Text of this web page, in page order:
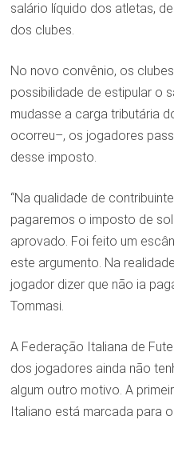
salário líquido dos atletas,
dos clubes.
No novo convênio, os
possibilidade de estipular o
mudasse a carga tributária
ocorreu–, os jogadores
desse imposto.
“Na qualidade de
pagaremos o imposto de
aprovado. Foi feito um
este argumento. Na
jogador dizer que não ia
Tommasi.
A Federação Italiana de
dos jogadores ainda não
algum outro motivo. A
Italiano está marcada para